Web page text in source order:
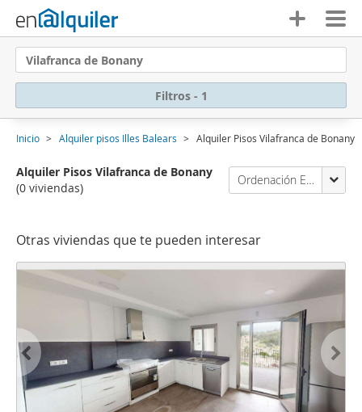
Vilafranca de Bonany
Filtros - 1
Inicio Alquiler pisos Illes Balears Alquiler Pisos Vilafranca de Bonany
Alquiler Pisos Vilafranca de Bonany
(0 viviendas)
Ordenación Enalquiler
Otras viviendas que te pueden interesar